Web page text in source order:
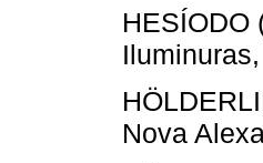
HESÍODO
Nova